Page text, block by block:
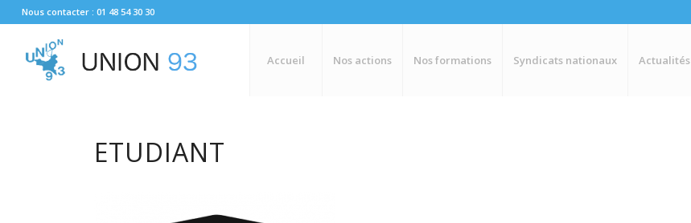
Nous contacter : 01 48 54 30 30
Accueil Nos actions Nos formations Syndicats nationaux Actualités
ETUDIANT